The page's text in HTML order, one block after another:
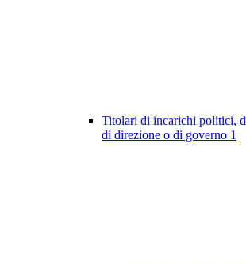
Titolari di incarichi politici,
di direzione o di governo 1